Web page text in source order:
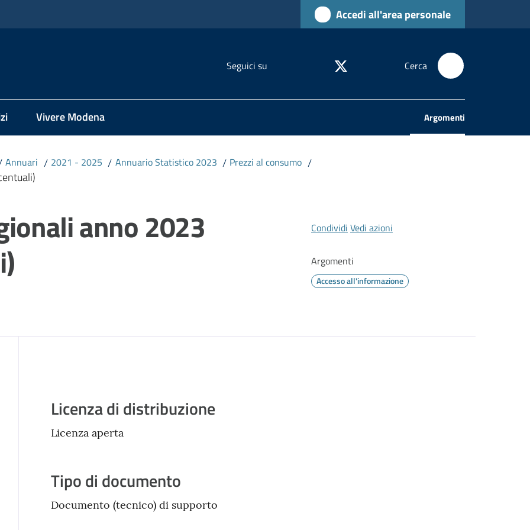
Accedi all'area personale
Seguici su Cerca
Vivere Modena Argomenti
Menu selezionato
Annuari / 2021 - 2025 / Annuario Statistico 2023 / Prezzi al consumo /
anno 2023
Condividi Vedi azioni
Argomenti
Accesso all'informazione
Descrizione
Licenza di distribuzione
Licenza aperta
Tipo di documento
Documento (tecnico) di supporto